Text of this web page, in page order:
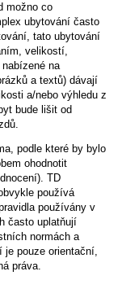
možno co
ubytování často
tato ubytování
velikostí,
na
a textů) dávají
a/nebo výhledu z
bude lišit od
podle které by bylo
ohodnotit
TD
používá
používány v
často uplatňují
normách a
je pouze orientační,
práva.